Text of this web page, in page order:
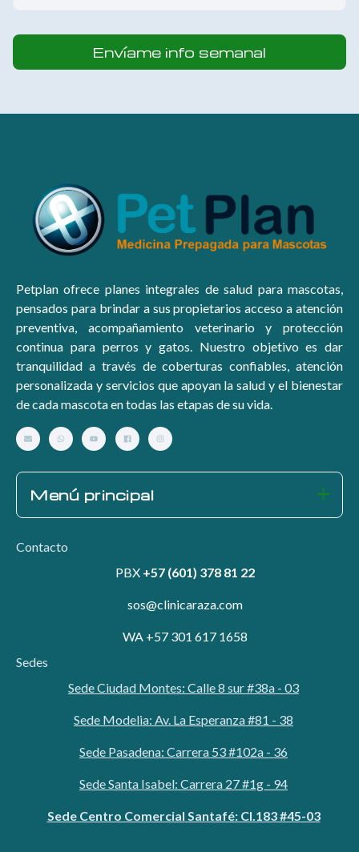
Petplan ofrece planes integrales de salud para mascotas,
pensados para brindar a sus propietarios acceso a atención
preventiva, acompañamiento veterinario y protección
continua para perros y gatos. Nuestro objetivo es dar
tranquilidad a través de coberturas confiables, atención
personalizada y servicios que apoyan la salud y el bienestar
de cada mascota en todas las etapas de su vida.
Menú principal
Contacto
PBX +57 (601) 378 81 22
sos@clinicaraza.com
WA +57 301 617 1658
Sedes
Sede Ciudad Montes: Calle 8 sur #38a - 03
Sede Modelia: Av. La Esperanza #81 - 38
Sede Pasadena: Carrera 53 #102a - 36
Sede Santa Isabel: Carrera 27 #1g - 94
Sede Centro Comercial Santafé: Cl.183 #45-03